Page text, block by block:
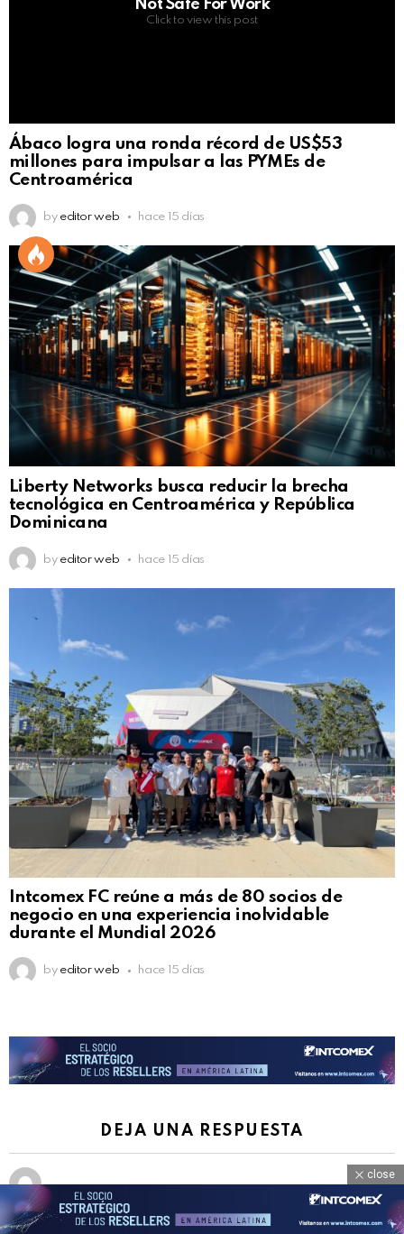
Not Safe For Work
Click to view this post
Ábaco logra una ronda récord de US$53
millones para impulsar a las PYMEs de
Centroamérica
by editor web hace 15 días
Liberty Networks busca reducir la brecha
tecnológica en Centroamérica y República
Dominicana
by editor web hace 15 días
Intcomex FC reúne a más de 80 socios de
negocio en una experiencia inolvidable
durante el Mundial 2026
by editor web hace 15 días
DEJA UNA RESPUESTA
Tu dirección de correo electrónico no será publicada.
close